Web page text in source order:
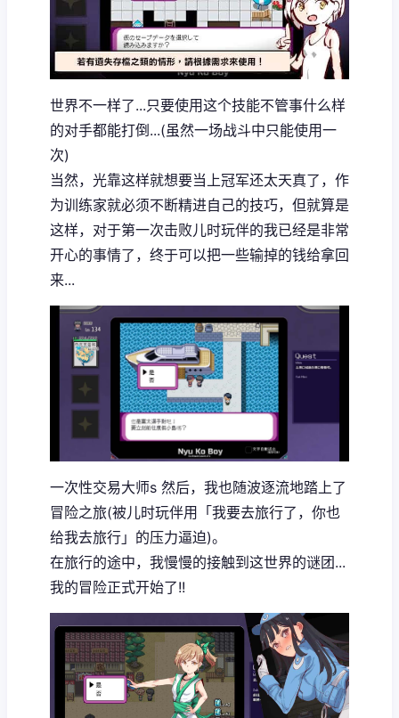
世界不一样了...只要使用这个技能不管事什么样
的对手都能打倒...(虽然一场战斗中只能使用一
次)
当然，光靠这样就想要当上冠军还太天真了，作
为训练家就必须不断精进自己的技巧，但就算是
这样，对于第一次击败儿时玩伴的我已经是非常
开心的事情了，终于可以把一些输掉的钱给拿回
来...
一次性交易大师s 然后，我也随波逐流地踏上了
冒险之旅(被儿时玩伴用「我要去旅行了，你也
给我去旅行」的压力逼迫)。
在旅行的途中，我慢慢的接触到这世界的谜团...
我的冒险正式开始了!!